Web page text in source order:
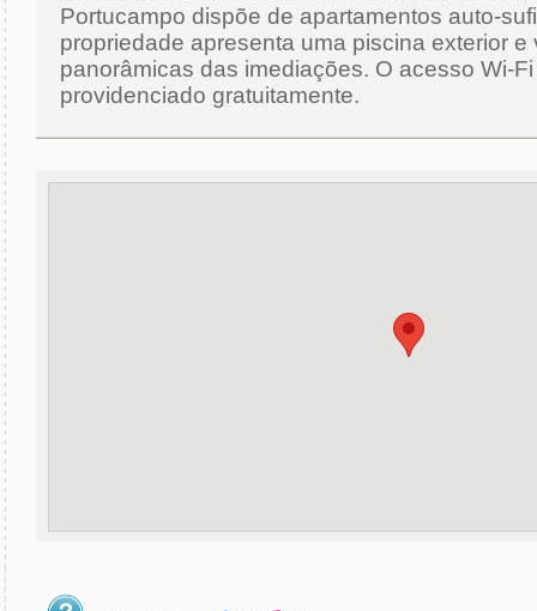
Portucampo dispõe de apartamentos auto-
propriedade apresenta uma piscina exterior e
panorâmicas das imediações. O acesso Wi-
providenciado gratuitamente.